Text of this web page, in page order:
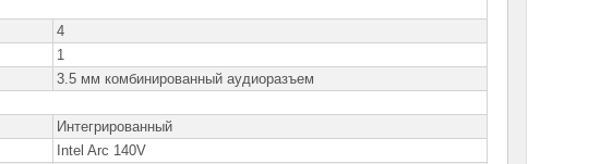
4
1
3.5 мм комбинированный аудиоразъем
Интегрированный
Intel Arc 140V